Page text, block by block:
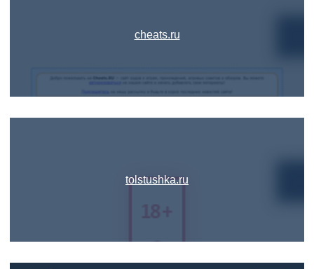
cheats.ru
tolstushka.ru